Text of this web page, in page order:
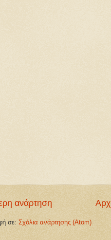
ανάρτηση
σε: Σχόλια ανάρτησης (Atom)